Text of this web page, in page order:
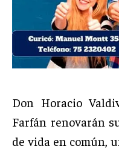
Don Horacio
Farfán renovarán
de vida en común,